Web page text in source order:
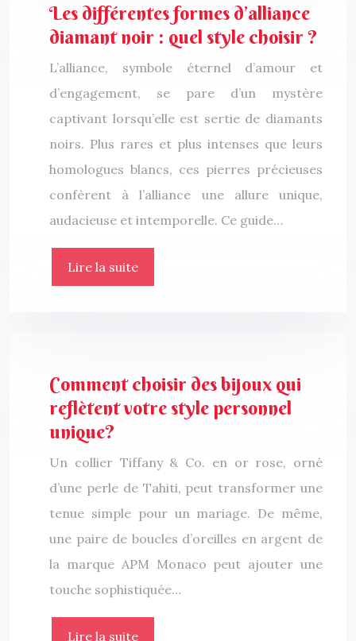
Les différentes formes d’alliance
diamant noir : quel style choisir ?
L’alliance, symbole éternel d’amour et
d’engagement, se pare d’un mystère
captivant lorsqu’elle est sertie de diamants
noirs. Plus rares et plus intenses que leurs
homologues blancs, ces pierres précieuses
confèrent à l’alliance une allure unique,
audacieuse et intemporelle. Ce guide…
Lire la suite
Comment choisir des bijoux qui
reflètent votre style personnel
unique?
Un collier Tiffany & Co. en or rose, orné
d’une perle de Tahiti, peut transformer une
tenue simple pour un mariage. De même,
une paire de boucles d’oreilles en argent de
la marque APM Monaco peut ajouter une
touche sophistiquée…
Lire la suite